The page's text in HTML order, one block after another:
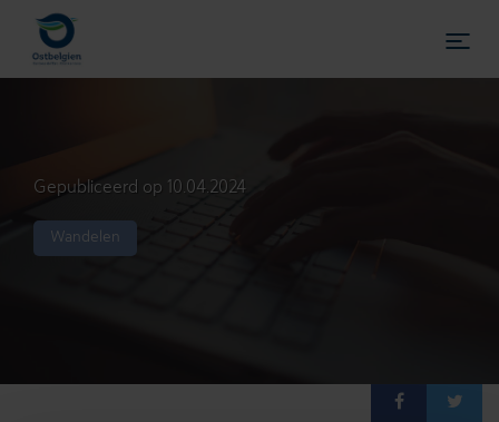
Gepubliceerd op 10.04.2024
Wandelen